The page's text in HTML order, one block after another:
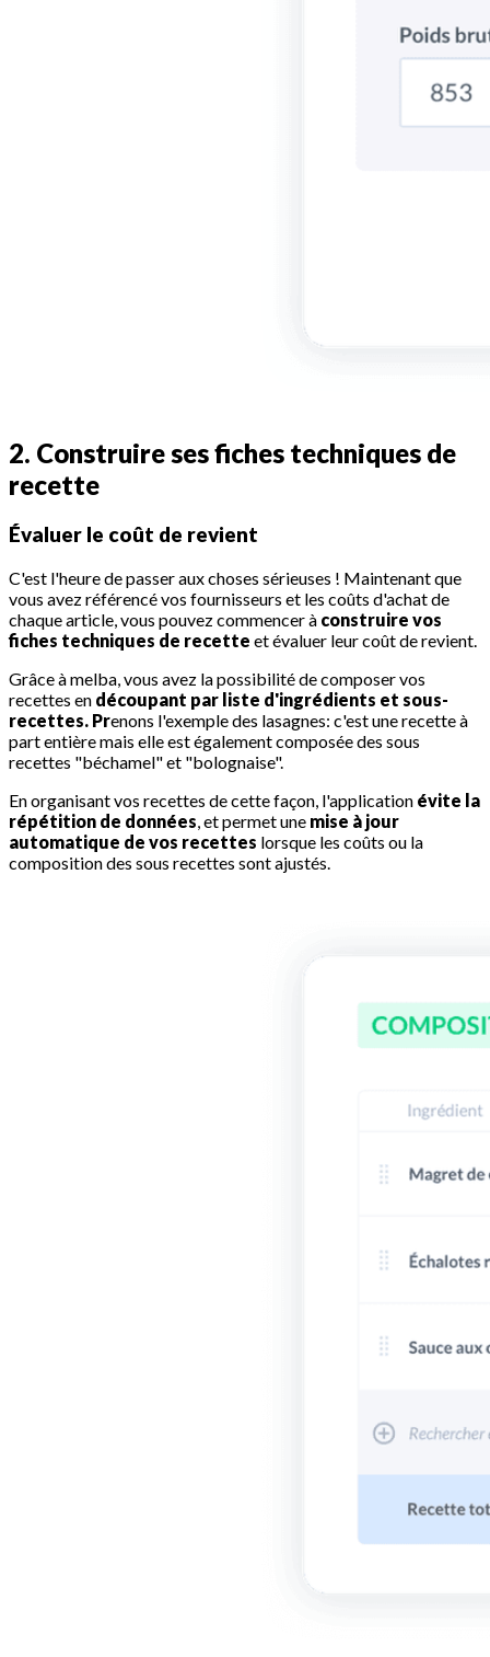
2. Construire ses fiches techniques de
recette
Évaluer le coût de revient
C'est l'heure de passer aux choses sérieuses ! Maintenant que
vous avez référencé vos fournisseurs et les coûts d'achat de
chaque article, vous pouvez commencer à construire vos
fiches techniques de recette et évaluer leur coût de revient.
Grâce à melba, vous avez la possibilité de composer vos
recettes en découpant par liste d'ingrédients et sous-
recettes. Prenons l'exemple des lasagnes: c'est une recette à
part entière mais elle est également composée des sous
recettes "béchamel" et "bolognaise".
En organisant vos recettes de cette façon, l'application évite la
répétition de données , et permet une mise à jour
automatique de vos recettes lorsque les coûts ou la
composition des sous recettes sont ajustés.